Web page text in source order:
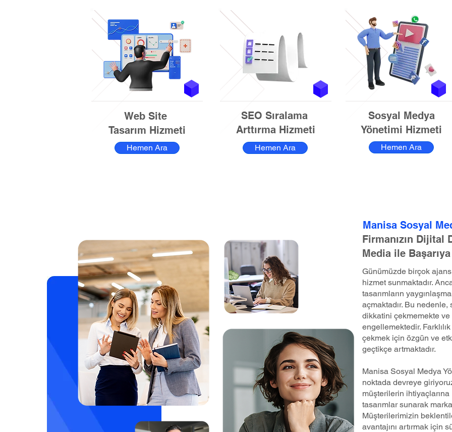
Web Site
Tasarım Hizmeti
Hemen Ara
SEO Sıralama
Arttırma Hizmeti
Hemen Ara
Sosyal Medya
Yönetimi Hizmeti
Hemen Ara
Manisa Sosyal
Firmanızın Dijital
Media ile
Günümüzde birçok
hizmet sunmaktadır.
tasarımların
açmaktadır. Bu nedenle,
dikkatini çekmemekte ve
engellemektedir.
çekmek için özgün ve
geçtikçe artmaktadır.
Manisa Sosyal Medya
noktada devreye
müşterilerin ihtiyaçlarına
tasarımlar sunarak
Müşterilerimizin
avantajını artırmak için